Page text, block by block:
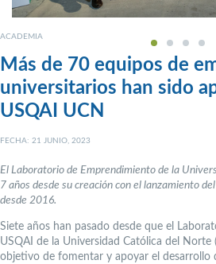
ACADEMIA
Más de 70 equipos de
universitarios han sido
USQAI UCN
FECHA: 21 JUNIO, 2023
El Laboratorio de Emprendimiento de la
7 años desde su creación con el lanzamiento
desde 2016.
Siete años han pasado desde que el
USQAI de la Universidad Católica del Norte
objetivo de fomentar y apoyar el desarrollo